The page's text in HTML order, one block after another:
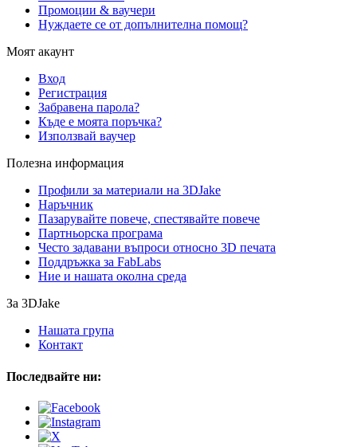
Промоции & ваучери
Нуждаете се от допълнителна помощ?
Моят акаунт
Вход
Регистрация
Забравена парола?
Къде е моята поръчка?
Използвай ваучер
Полезна информация
Профили за материали на 3DJake
Наръчник
Пазарувайте повече, спестявайте повече
Партньорска програма
Често задавани въпроси относно 3D печата
Поддръжка за FabLabs
Ние и нашата околна среда
За 3DJake
Нашата група
Контакт
Последвайте ни: